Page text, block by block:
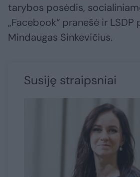
tarybos posėdis,
„Facebook“ pranešė ir LSDP
Mindaugas Sinkevičius.
Susiję straipsniai